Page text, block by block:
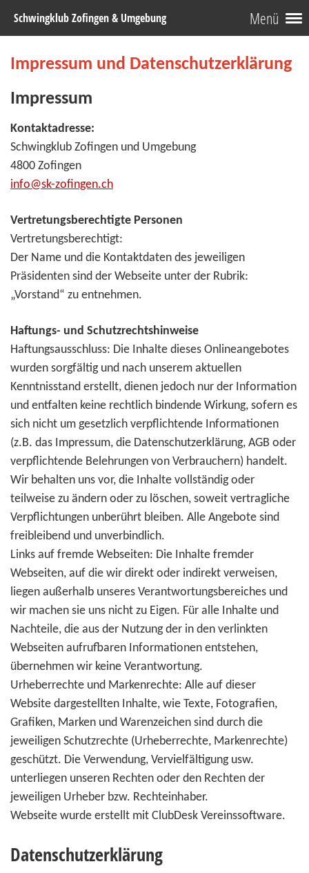
Menü
Schwingklub Zofingen & Umgebung
Impressum und Datenschutzerklärung
Impressum
Kontaktadresse:
Schwingklub Zofingen und Umgebung
4800 Zofingen
info@sk-zofingen.ch
Vertretungsberechtigte Personen
Vertretungsberechtigt:
Der Name und die Kontaktdaten des jeweiligen
Präsidenten sind der Webseite unter der Rubrik:
„Vorstand“ zu entnehmen.
Haftungs- und Schutzrechtshinweise
Haftungsausschluss: Die Inhalte dieses Onlineangebotes
wurden sorgfältig und nach unserem aktuellen
Kenntnisstand erstellt, dienen jedoch nur der Information
und entfalten keine rechtlich bindende Wirkung, sofern es
sich nicht um gesetzlich verpflichtende Informationen
(z.B. das Impressum, die Datenschutzerklärung, AGB oder
verpflichtende Belehrungen von Verbrauchern) handelt.
Wir behalten uns vor, die Inhalte vollständig oder
teilweise zu ändern oder zu löschen, soweit vertragliche
Verpflichtungen unberührt bleiben. Alle Angebote sind
freibleibend und unverbindlich.
Links auf fremde Webseiten: Die Inhalte fremder
Webseiten, auf die wir direkt oder indirekt verweisen,
liegen außerhalb unseres Verantwortungsbereiches und
wir machen sie uns nicht zu Eigen. Für alle Inhalte und
Nachteile, die aus der Nutzung der in den verlinkten
Webseiten aufrufbaren Informationen entstehen,
übernehmen wir keine Verantwortung.
Urheberrechte und Markenrechte: Alle auf dieser
Website dargestellten Inhalte, wie Texte, Fotografien,
Grafiken, Marken und Warenzeichen sind durch die
jeweiligen Schutzrechte (Urheberrechte, Markenrechte)
geschützt. Die Verwendung, Vervielfältigung usw.
unterliegen unseren Rechten oder den Rechten der
jeweiligen Urheber bzw. Rechteinhaber.
Webseite wurde erstellt mit ClubDesk Vereinssoftware.
Datenschutzerklärung